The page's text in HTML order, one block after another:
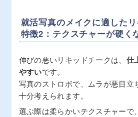
就活写真のメイクに適した
特徴2：テクスチャーが硬く
伸びの悪いリキッドチークは、 仕
やすいです。
写真のストロボで、ムラが悪目立
十分考えられます。
選ぶ際は柔らかいテクスチャーで